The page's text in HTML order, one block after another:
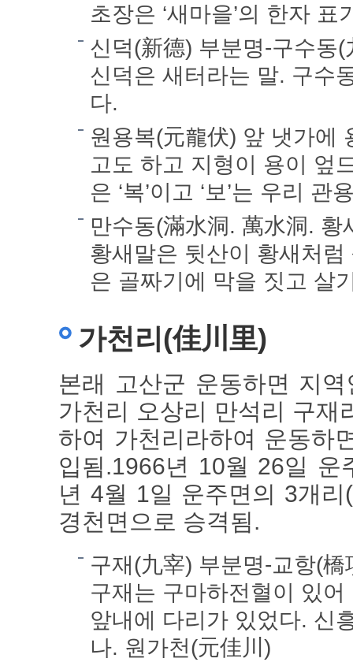
초장은 ‘새마을’의 한자 표
신덕(新德) 부분명-구수동
신덕은 새터라는 말. 구수
다.
원용복(元龍伏) 앞 냇가에
고도 하고 지형이 용이 엎
은 ‘복’이고 ‘보’는 우리 관
만수동(滿水洞. 萬水洞.
황새말은 뒷산이 황새처
은 골짜기에 막을 짓고 살
가천리(佳川里)
본래 고산군 운동하면 지
가천리 오상리 만석리 구재
하여 가천리라하여 운동하
입됨.1966년 10월 26일 운
년 4월 1일 운주면의 3개
경천면으로 승격됨.
구재(九宰) 부분명-교항(
구재는 구마하전혈이 있
앞내에 다리가 있었다. 신
나. 원가천(元佳川)